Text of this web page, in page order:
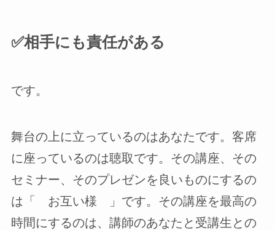
✅️相手にも責任がある
です。
舞台の上に立っているのはあなたです。客席
に座っているのは聴取です。その講座、その
セミナー、そのプレゼンを良いものにするの
は「 お互い様 」です。その講座を最高の
時間にするのは、講師のあなたと受講生との